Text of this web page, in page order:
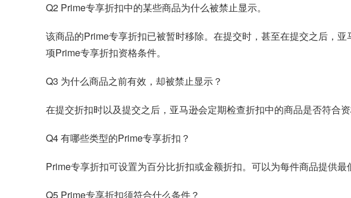
Q2 Prime专享折扣中的某些商品为什么被禁止显示。
该商品的Prime专享折扣已被暂时移除。在提交时，甚至在提交之后，
项Prime专享折扣资格条件。
Q3 为什么商品之前有效，却被禁止显示？
在提交折扣时以及提交之后，亚马逊会定期检查折扣中的商品是否符合
Q4 有哪些类型的Prime专享折扣？
Prime专享折扣可设置为百分比折扣或金额折扣。可以为每件商品提供最
Q5 Prime专享折扣须符合什么条件？